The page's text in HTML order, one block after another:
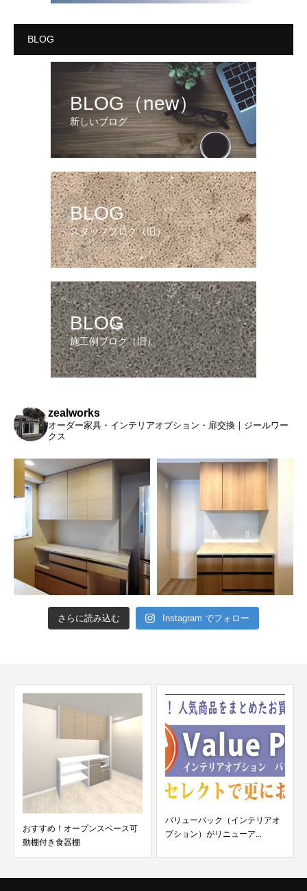
BLOG
BLOG（new）
新しいブログ
BLOG
スタッフブログ（旧）
BLOG
施工例ブログ（旧）
zealworks
オーダー家具・インテリアオプション・扉交換｜ジールワー
クス
さらに読み込む Instagram でフォロー
おすすめ！オープンスペース可
動棚付き食器棚
バリューパック（インテリアオ
プション）がリニューア...